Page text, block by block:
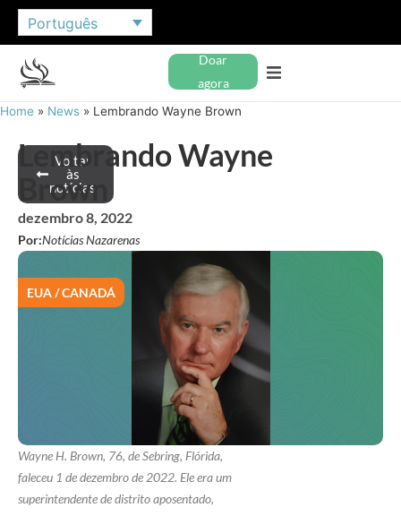
Português
Doar
agora
Home » News » Lembrando Wayne Brown
Voltar
às
notícias
Lembrando Wayne
Brown
dezembro 8, 2022
Por:Notícias Nazarenas
EUA / CANADÁ
Wayne H. Brown, 76, de Sebring, Flórida,
faleceu 1 de dezembro de 2022. Ele era um
superintendente de distrito aposentado,